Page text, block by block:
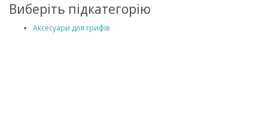
Виберіть підкатегорію
Аксесуари для грифів